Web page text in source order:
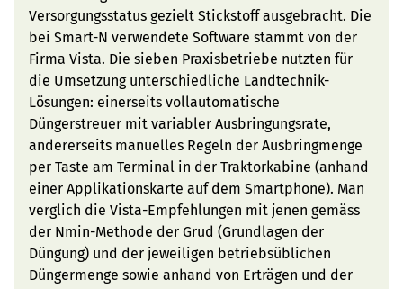
Versorgungsstatus gezielt Stickstoff ausgebracht. Die
bei Smart-N verwendete Software stammt von der
Firma Vista. Die sieben Praxisbetriebe nutzten für
die Umsetzung unterschiedliche Landtechnik-
Lösungen: einerseits vollautomatische
Düngerstreuer mit variabler Ausbringungsrate,
andererseits manuelles Regeln der Ausbringmenge
per Taste am Terminal in der Traktorkabine (anhand
einer Applikationskarte auf dem Smartphone). Man
verglich die Vista-Empfehlungen mit jenen gemäss
der Nmin-Methode der Grud (Grundlagen der
Düngung) und der jeweiligen betriebsüblichen
Düngermenge sowie anhand von Erträgen und der